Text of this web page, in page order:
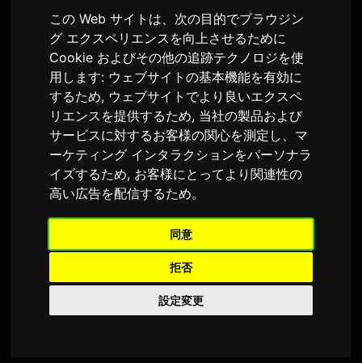
この Web サイトは、次の目的でブラウジン
グ エクスペリエンスを向上させるために
Cookie およびその他の追跡テクノロジを使
用します: ウェブサイトの基本機能を有効に
するため, ウェブサイトでより良いエクスペ
リエンスを提供するため, 当社の製品および
サービスに対するお客様の関心を測定し、マ
ーケティング インタラクションをパーソナラ
イズするため, お客様にとってより関連性の
高い広告を配信するため。
同意
拒否
設定変更
Toua、初のデジタルアルバム
に先駆けシングル「10」をリ
リース
Sam による
7 7月 2026
英語から翻訳されました
1,992 回の視聴
Touaの新曲「10」がリリースされました。この
楽曲は、2026年9月16日にリリース予定のアー
ティスト初のデジタルアルバム『This isToua』